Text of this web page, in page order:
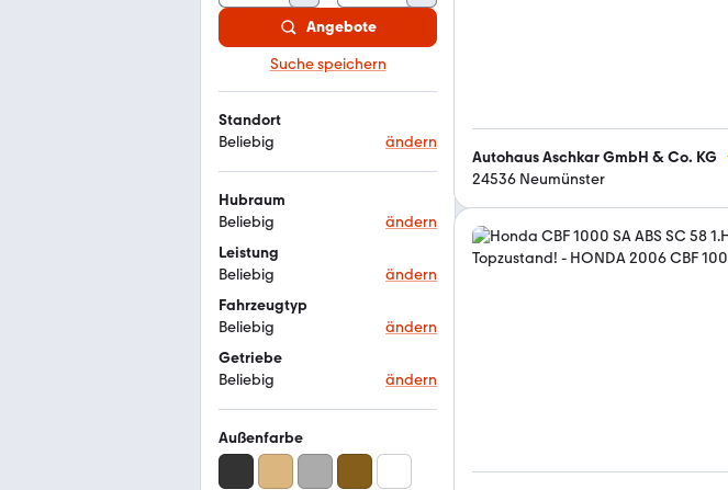
Angebote
Suche speichern
Standort
Beliebig
ändern
Hubraum
Beliebig
ändern
Leistung
Beliebig
ändern
Fahrzeugtyp
Beliebig
ändern
Getriebe
Beliebig
ändern
Außenfarbe
Autohaus Aschkar GmbH & Co. KG
24536 Neumünster